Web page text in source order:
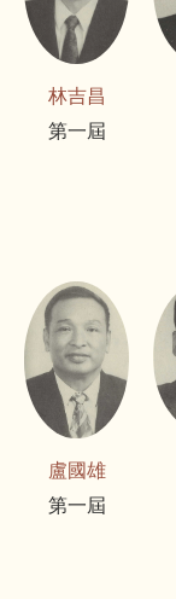
林吉昌
第一屆
盧國雄
第一屆